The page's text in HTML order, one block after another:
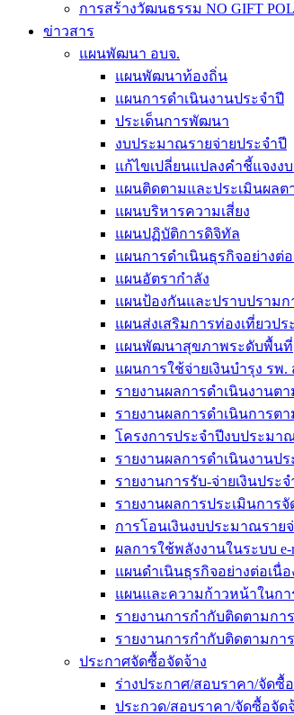
การสร้างวัฒนธรรม NO GIFT
ข่าวสาร
แผนพัฒนา อบจ.
แผนพัฒนาท้องถิ่น
แผนการดำเนินงานประจำปี
ประเด็นการพัฒนา
งบประมาณรายจ่ายประจำปี
แก้ไขเปลี่ยนแปลงคำชี้แจง
แผนติดตามและประเมินผลต
แผนบริหารความเสี่ยง
แผนปฏิบัติการดิจิทัล
แผนการดำเนินธุรกิจอย่างต่อ
แผนอัตรากำลัง
แผนป้องกันและปราบปรามก
แผนส่งเสริมการท่องเที่ยวปร
แผนพัฒนาสุขภาพระดับพื้นที่
แผนการใช้จ่ายเงินบำรุง รพ.
รายงานผลการดำเนินงานต
รายงานผลการดำเนินการต
โครงการประจำปีงบประมา
รายงานผลการดำเนินงานปร
รายงานการรับ-จ่ายเงินประ
รายงานผลการประเมินกา
การโอนเงินงบประมาณราย
ผลการใช้พลังงานในระบบ e-
แผนดำเนินธุรกิจอย่างต่อเนื่
แผนและความก้าวหน้าในก
รายงานการกำกับติดตามกา
รายงานการกำกับติดตามกา
ประกาศจัดซื้อจัดจ้าง
ร่างประกาศ/สอบราคา/จัดซื้
ประกวด/สอบราคา/จัดซื้อจัด